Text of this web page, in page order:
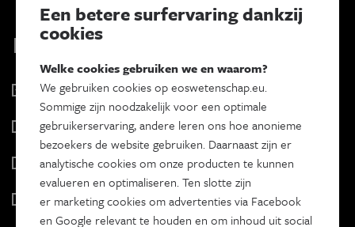
Kies je nieuwsbrief
Eos Wetenschap
2 x week
Tracé
Wekelijks
Psyche & brein
Tweewekelijks
Iedereen wetenschapper
Maandelijks
Een betere surfervaring dankzij
cookies
Welke cookies gebruiken we en waarom?
We gebruiken cookies op eoswetenschap.eu.
Sommige zijn noodzakelijk voor een optimale
gebruikerservaring, andere leren ons hoe anonieme
bezoekers de website gebruiken. Daarnaast zijn er
analytische cookies om onze producten te kunnen
evalueren en optimaliseren. Ten slotte zijn
er marketing cookies om advertenties via Facebook
en Google relevant te houden en om inhoud uit social